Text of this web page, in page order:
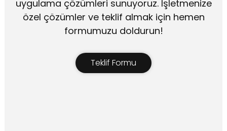
uygulama çözümleri sunuyoruz. İşletmenize
özel çözümler ve teklif almak için hemen
formumuzu doldurun!
Teklif Formu